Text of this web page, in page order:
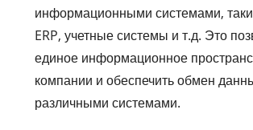
информационными системами,
ERP, учетные системы и т.д. Это
единое информационное
компании и обеспечить обмен
различными системами.